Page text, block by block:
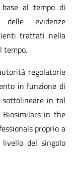
al tempo di
delle evidenze
trattati nella
tempo.
regolatorie
in funzione di
in tal
Biosimilars in the
proprio a
del singolo